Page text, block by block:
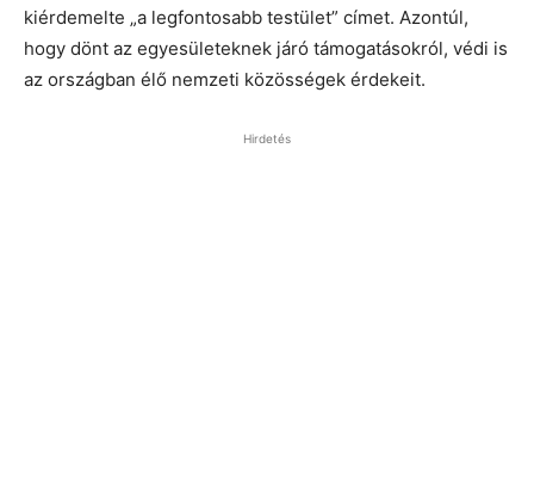
kiérdemelte „a legfontosabb testület” címet. Azontúl,
hogy dönt az egyesületeknek járó támogatásokról, védi is
az országban élő nemzeti közösségek érdekeit.
Hirdetés